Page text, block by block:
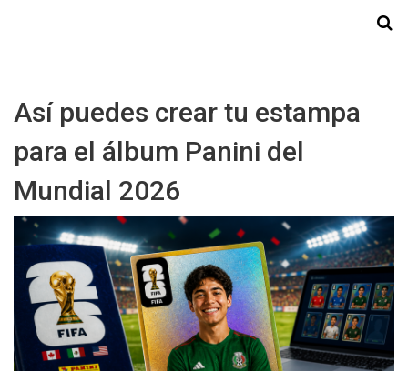
Así puedes crear tu estampa
para el álbum Panini del
Mundial 2026